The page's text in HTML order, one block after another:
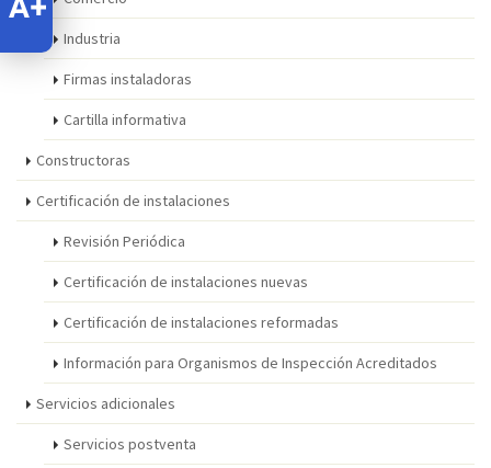
Industria
Firmas instaladoras
Cartilla informativa
Constructoras
Certificación de instalaciones
Revisión Periódica
Certificación de instalaciones nuevas
Certificación de instalaciones reformadas
Información para Organismos de Inspección Acreditados
Servicios adicionales
Servicios postventa